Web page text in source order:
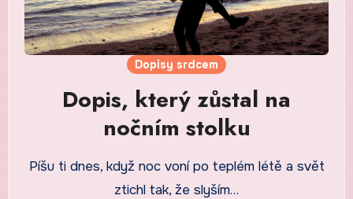
Dopisy srdcem
Dopis, který zůstal na
nočním stolku
Píšu ti dnes, když noc voní po teplém létě a svět
ztichl tak, že slyším…